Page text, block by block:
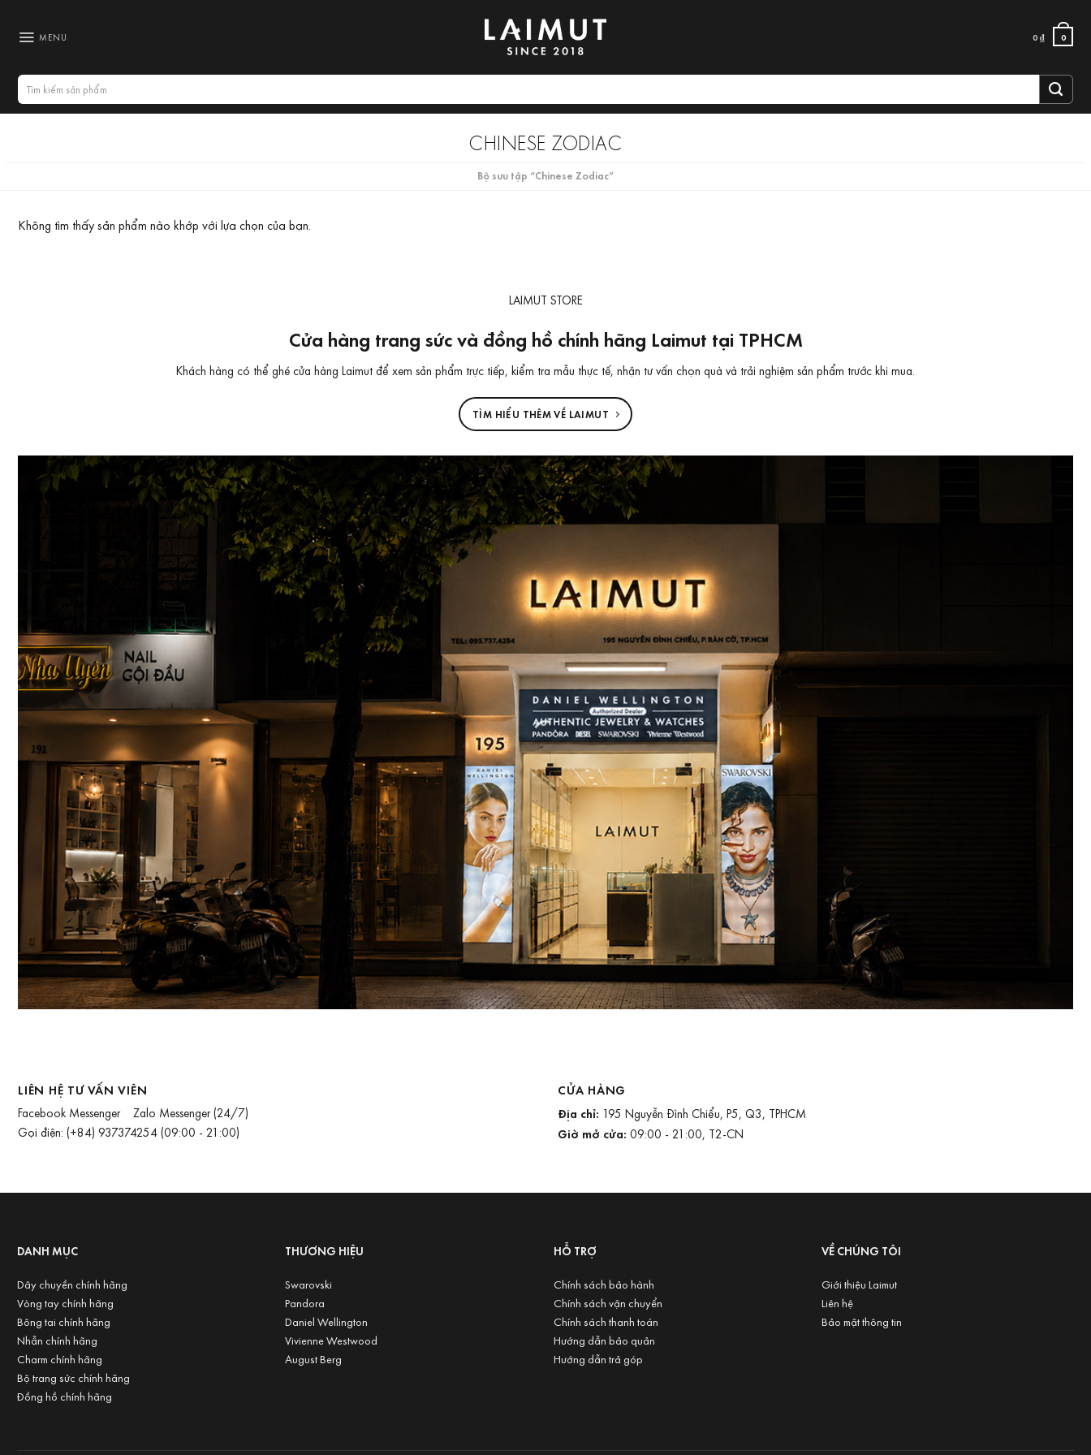
dung
MENU 0₫ 0
Tìm
kiếm:
CHINESE ZODIAC
Bộ sưu tập “Chinese Zodiac”
Không tìm thấy sản phẩm nào khớp với lựa chọn của bạn.
LAIMUT STORE
Cửa hàng trang sức và đồng hồ chính hãng Laimut tại TPHCM
Khách hàng có thể ghé cửa hàng Laimut để xem sản phẩm trực tiếp, kiểm tra mẫu thực tế, nhận tư vấn chọn quà và trải nghiệm sản phẩm trước khi mua.
TÌM HIỂU THÊM VỀ LAIMUT
LIÊN HỆ TƯ VẤN VIÊN
Facebook Messenger Zalo Messenger(24/7)
Gọi điện: (+84) 937374254(09:00 - 21:00)
CỬA HÀNG
Địa chỉ: 195 Nguyễn Đình Chiểu, P5, Q3, TPHCM
Giờ mở cửa: 09:00 - 21:00, T2-CN
DANH MỤC
Dây chuyền chính hãng
Vòng tay chính hãng
Bông tai chính hãng
Nhẫn chính hãng
Charm chính hãng
Bộ trang sức chính hãng
Đồng hồ chính hãng
THƯƠNG HIỆU
Swarovski
Pandora
Daniel Wellington
Vivienne Westwood
August Berg
HỖ TRỢ
Chính sách bảo hành
Chính sách vận chuyển
Chính sách thanh toán
Hướng dẫn bảo quản
Hướng dẫn trả góp
VỀ CHÚNG TÔI
Giới thiệu Laimut
Liên hệ
Bảo mật thông tin